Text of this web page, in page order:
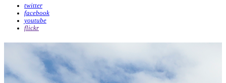
twitter
facebook
youtube
flickr